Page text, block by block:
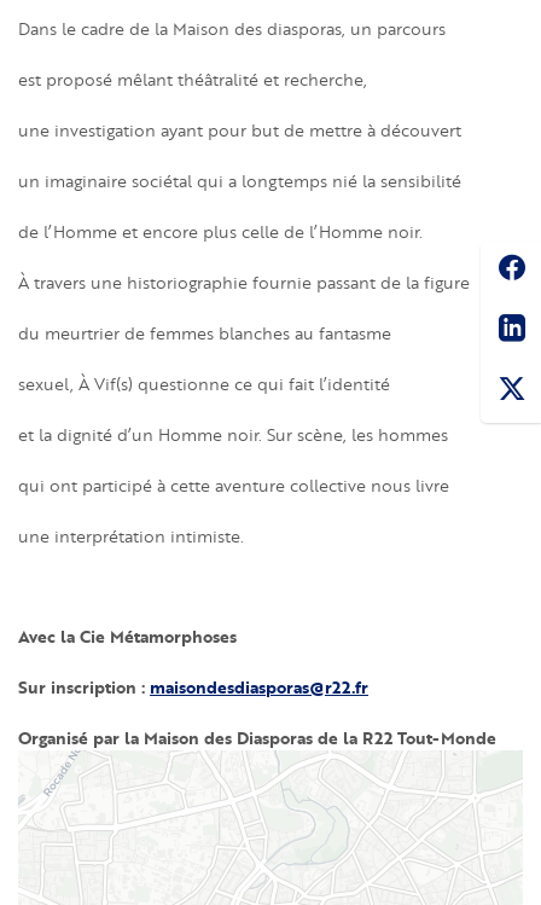
Dans le cadre de la Maison des diasporas, un parcours
est proposé mêlant théâtralité et recherche,
une investigation ayant pour but de mettre à découvert
un imaginaire sociétal qui a longtemps nié la sensibilité
de l’Homme et encore plus celle de l’Homme noir.
À travers une historiographie fournie passant de la figure
du meurtrier de femmes blanches au fantasme
sexuel, À Vif(s) questionne ce qui fait l’identité
et la dignité d’un Homme noir. Sur scène, les hommes
qui ont participé à cette aventure collective nous livre
une interprétation intimiste.
Avec la Cie Métamorphoses
Sur inscription : maisondesdiasporas@r22.fr
Organisé par la Maison des Diasporas de la R22 Tout-Monde